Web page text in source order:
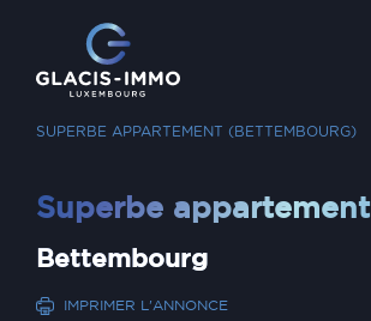
SUPERBE APPARTEMENT (BETTEMBOURG)
Superbe appartement
Bettembourg
IMPRIMER L'ANNONCE